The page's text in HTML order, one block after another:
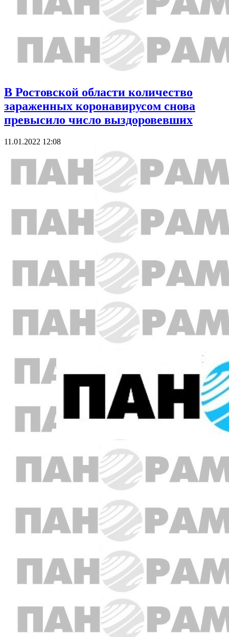
В Ростовской области количество
зараженных коронавирусом снова
превысило число выздоровевших
11.01.2022 12:08